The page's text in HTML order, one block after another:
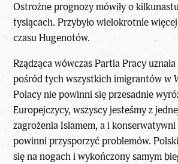
Ostrożne prognozy mówiły o
tysiącach. Przybyło wielokrotnie
czasu Hugenotów.
Rządząca wówczas Partia Pracy
pośród tych wszystkich imigrantów w
Polacy nie powinni się przesadnie
Europejczycy, wszyscy jesteśmy z
zagrożenia Islamem, a i
powinni przysporzyć problemów.
się na nogach i wykończony samym